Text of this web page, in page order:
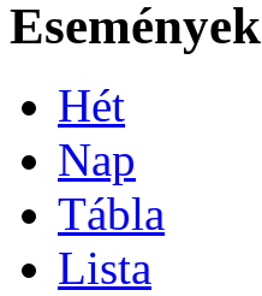
Események
Hét
Nap
Tábla
Lista